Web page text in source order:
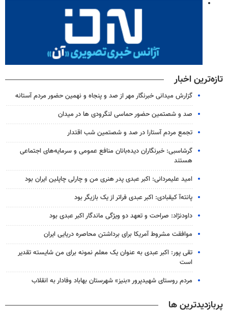
تازه‌ترین اخبار
گزارش میدانی خبرنگار مهر از صد و پنجاه و نهمین حضور مردم آستانه
صد و شصتمین حضور حماسی لنگرودی ها در میدان
تجمع مردم آستارا در صد و شصتمین شب اقتدار
گرشاسبی: خبرنگاران دیده‌بانان منافع عمومی و سرمایه‌های اجتماعی
هستند
امید علیمردانی: اکبر عبدی پدر هنری من و چارلی چاپلین ایران بود
پانته‌آ کیقبادی: اکبر عبدی فراتر از یک بازیگر بود
داودنژاد: صراحت و تعهد دو ویژگی ماندگار اکبر عبدی بود
موافقت مشروط آمریکا برای برداشتن محاصره دریایی ایران
تقی پور: اکبر عبدی به عنوان یک معلم نمونه برای من شایسته تقدیر
است
مردم روستای شهیدپرور «بنیز» شهرستان بهاباد وفادار به انقلاب
پربازدیدترین ها